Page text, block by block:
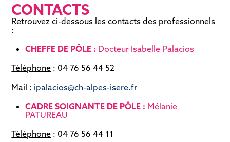
CONTACTS
Retrouvez ci-dessous les contacts des professionnels
:
CHEFFE DE PÔLE : Docteur Isabelle Palacios
Téléphone : 04 76 56 44 52
Mail : ipalacios@ch-alpes-isere.fr
CADRE SOIGNANTE DE PÔLE : Mélanie
PATUREAU
Téléphone : 04 76 56 44 11